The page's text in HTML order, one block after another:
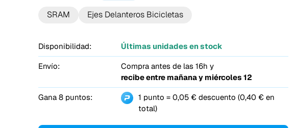
SRAM Ejes Delanteros Bicicletas
Disponibilidad: Últimas unidades en stock
Envío:
Compra antes de las 16h y
recibe entre mañana y miércoles 12
Gana 8 puntos:
1 punto = 0,05 € descuento (0,40 € en
total)